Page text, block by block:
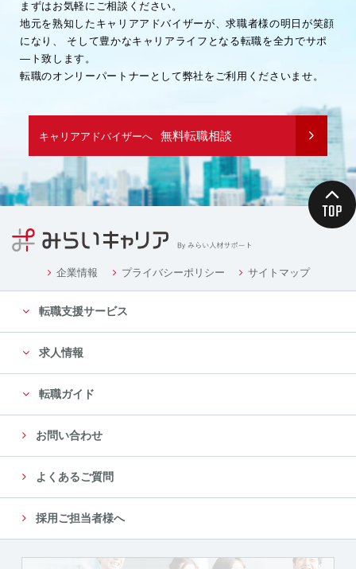
まずはお気軽にご相談ください。
地元を熟知したキャリアアドバイザーが、求職者様の明日が笑顔
になり、
そして豊かなキャリアライフとなる転職を全力でサポ
―ト致します。
転職のオンリーパートナーとして弊社をご利用くださいませ。
キャリアアドバイザーへ 無料転職相談
企業情報 プライバシーポリシー サイトマップ
転職支援サービス
求人情報
転職ガイド
お問い合わせ
よくあるご質問
採用ご担当者様へ